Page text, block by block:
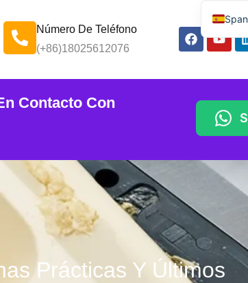
Número De Teléfono
(+86)18025612076
Contacto Con
Prácticas Y Últimos